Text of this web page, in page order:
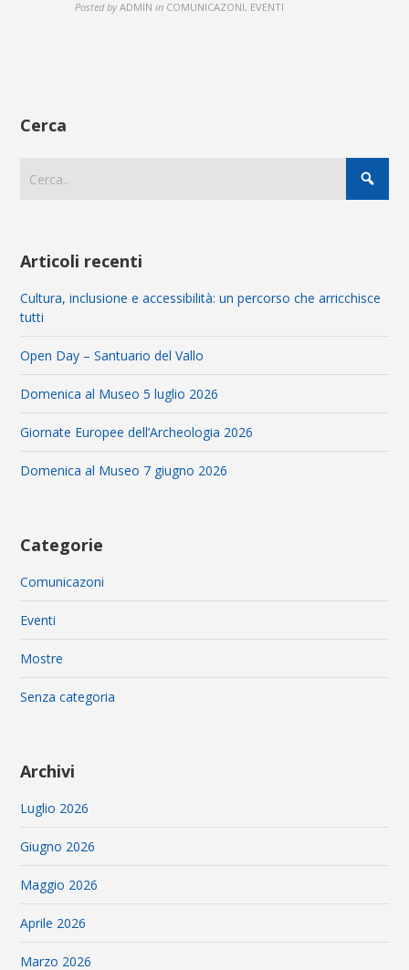
Posted by ADMIN in COMUNICAZONI, EVENTI
Cerca
Articoli recenti
Cultura, inclusione e accessibilità: un percorso che arricchisce
tutti
Open Day – Santuario del Vallo
Domenica al Museo 5 luglio 2026
Giornate Europee dell’Archeologia 2026
Domenica al Museo 7 giugno 2026
Categorie
Comunicazoni
Eventi
Mostre
Senza categoria
Archivi
Luglio 2026
Giugno 2026
Maggio 2026
Aprile 2026
Marzo 2026